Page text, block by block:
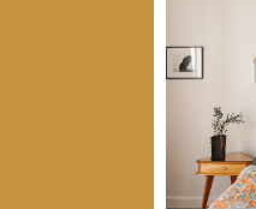
Notre